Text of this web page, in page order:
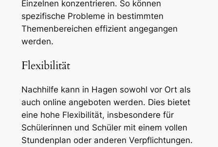
Einzelnen konzentrieren. So können
spezifische Probleme in bestimmten
Themenbereichen effizient angegangen
werden.
Flexibilität
Nachhilfe kann in Hagen sowohl vor Ort als
auch online angeboten werden. Dies bietet
eine hohe Flexibilität, insbesondere für
Schülerinnen und Schüler mit einem vollen
Stundenplan oder anderen Verpflichtungen.